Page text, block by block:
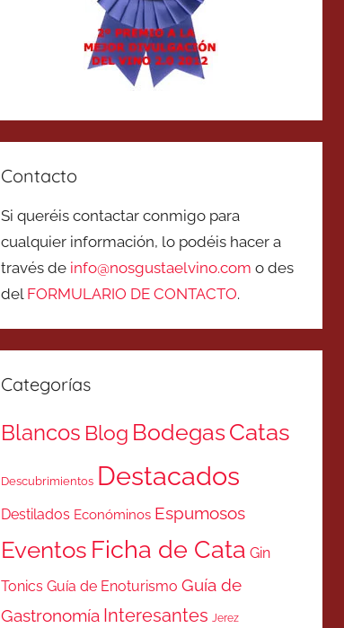
Contacto
Si queréis contactar conmigo para
cualquier información, lo podéis hacer a
través de info@nosgustaelvino.com o des
del FORMULARIO DE CONTACTO.
Categorías
Blancos Blog BodegasCatas
Descubrimientos Destacados
Destilados Económinos Espumosos
Eventos Ficha de Cata Gin
Tonics Guía de Enoturismo Guía de
Gastronomía Interesantes Jerez